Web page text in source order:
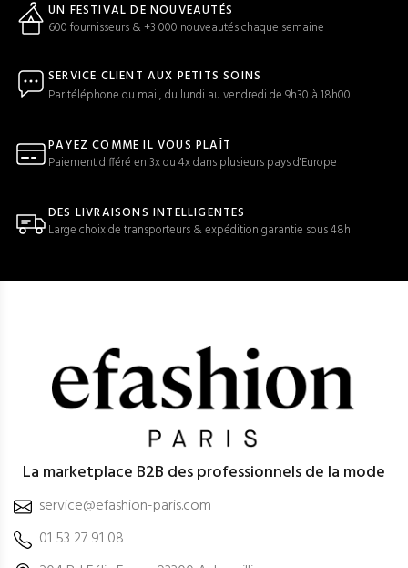
UN FESTIVAL DE NOUVEAUTÉS
600 fournisseurs & +3 000 nouveautés chaque semaine
SERVICE CLIENT AUX PETITS SOINS
Par téléphone ou mail, du lundi au vendredi de 9h30 à 18h00
PAYEZ COMME IL VOUS PLAÎT
Paiement différé en 3x ou 4x dans plusieurs pays d'Europe
DES LIVRAISONS INTELLIGENTES
Large choix de transporteurs & expédition garantie sous 48h
La marketplace B2B des professionnels de la mode
service@efashion-paris.com
01 53 27 91 08